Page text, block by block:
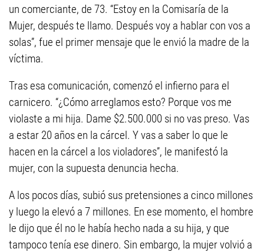
un comerciante, de 73. “Estoy en la Comisaría de la
Mujer, después te llamo. Después voy a hablar con vos a
solas”, fue el primer mensaje que le envió la madre de la
víctima.
Tras esa comunicación, comenzó el infierno para el
carnicero. “¿Cómo arreglamos esto? Porque vos me
violaste a mi hija. Dame $2.500.000 si no vas preso. Vas
a estar 20 años en la cárcel. Y vas a saber lo que le
hacen en la cárcel a los violadores”, le manifestó la
mujer, con la supuesta denuncia hecha.
A los pocos días, subió sus pretensiones a cinco millones
y luego la elevó a 7 millones. En ese momento, el hombre
le dijo que él no le había hecho nada a su hija, y que
tampoco tenía ese dinero. Sin embargo, la mujer volvió a